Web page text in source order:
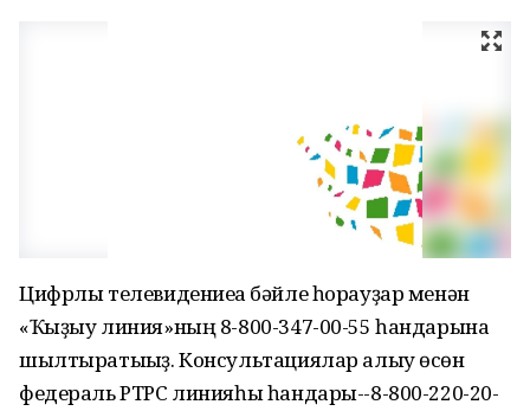
Цифрлы телевидениеға бәйле һорауҙар менән
«Ҡыҙыу линия»ның 8-800-347-00-55 һандарына
шылтыратығыҙ. Консультациялар алыу өсөн
федераль РТРС линияһы һандары--8-800-220-20-